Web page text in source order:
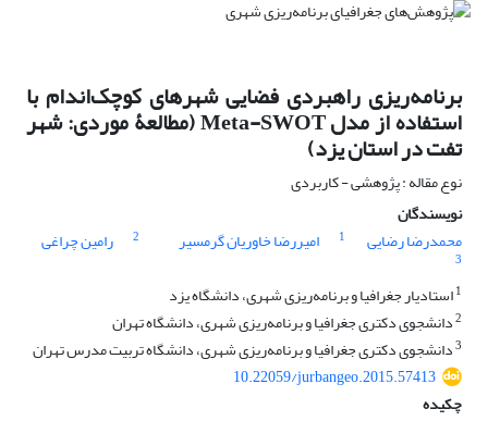
برنامه‌ریزی راهبردی فضایی شهرهای کوچک‌اندام با
استفاده از مدل Meta-SWOT (مطالعۀ موردی: شهر
تفت در استان یزد)
نوع مقاله : پژوهشی - کاربردی
نویسندگان
محمدرضا رضایی
1 امیررضا خاوریان گرمسیر 2 رامین چراغی
3
1استادیار جغرافیا و برنامه‌ریزی شهری، دانشگاه یزد
2دانشجوی دکتری جغرافیا و برنامه‌ریزی شهری، دانشگاه تهران
3دانشجوی دکتری جغرافیا و برنامه‌ریزی شهری، دانشگاه تربیت مدرس تهران
10.22059/jurbangeo.2015.57413
چکیده